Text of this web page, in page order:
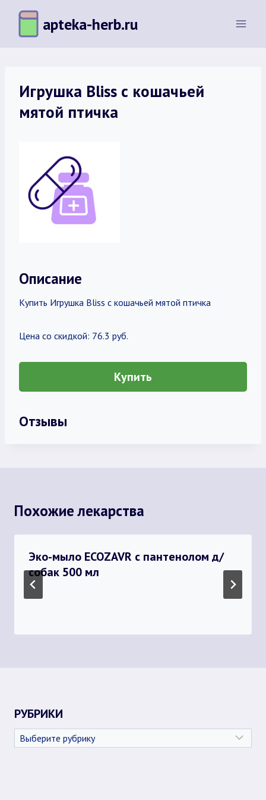
Перейти
содержимому
apteka-herb.ru
Игрушка Bliss с кошачьей
мятой птичка
Описание
Купить Игрушка Bliss с кошачьей мятой птичка
Цена со скидкой: 76.3 руб.
Купить
Отзывы
Похожие лекарства
Эко-мыло ECOZAVR с пантенолом д/
собак 500 мл
РУБРИКИ
Рубрики